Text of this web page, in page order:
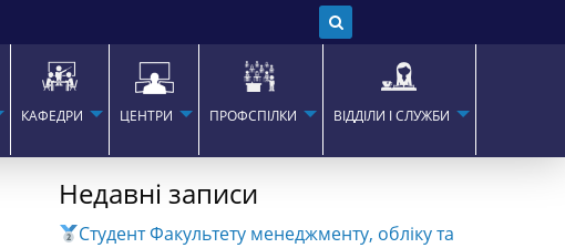
КАФЕДРИ ЦЕНТРИ ПРОФСПІЛКИ ВІДДІЛИ І СЛУЖБИ
Недавні записи
Студент Факультету менеджменту, обліку та